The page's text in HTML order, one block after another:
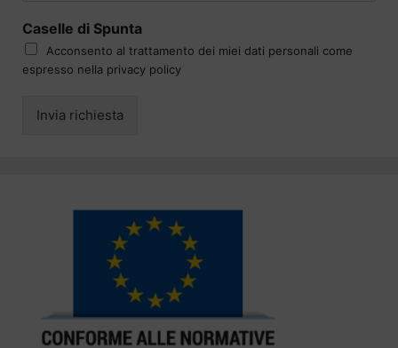
Caselle di Spunta
Acconsento al trattamento dei miei dati personali come
espresso nella privacy policy
Invia richiesta